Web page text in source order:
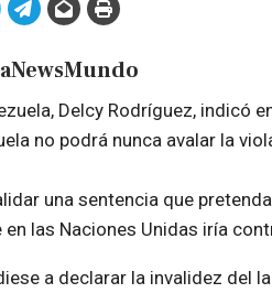
Delcy Rodríguez, indicó
no podrá nunca avalar la
una sentencia que
las Naciones Unidas iría
a declarar la invalidez del